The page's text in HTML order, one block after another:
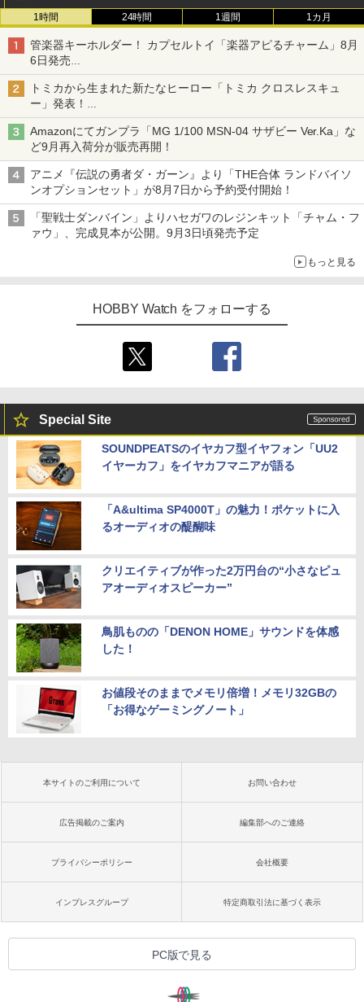
1時間 24時間 1週間 1カ月
管楽器キーホルダー！ カプセルトイ「楽器アピるチャーム」8月
6日発売
チューバ、テナサクなど5種各3色
トミカから生まれた新たなヒーロー「トミカ クロスレスキュ
ー」発表！
詳細は後日公開予定
Amazonにてガンプラ「MG 1/100 MSN-04 サザビー Ver.Ka」な
ど9月再入荷分が販売再開！
アニメ『伝説の勇者ダ・ガーン』より「THE合体 ランドバイソ
ンオプションセット」が8月7日から予約受付開始！
「聖戦士ダンバイン」よりハセガワのレジンキット「チャム・フ
ァウ」、完成見本が公開。9月3日頃発売予定
もっと見る
HOBBY Watch をフォローする
Special Site
SOUNDPEATSのイヤカフ型イヤフォン「UU2
イヤーカフ」をイヤカフマニアが語る
「A&ultima SP4000T」の魅力！ポケットに入
るオーディオの醍醐味
クリエイティブが作った2万円台の“小さなピュ
アオーディオスピーカー”
鳥肌ものの「DENON HOME」サウンドを体感
した！
お値段そのままでメモリ倍増！メモリ32GBの
「お得なゲーミングノート」
本サイトのご利用について お問い合わせ
広告掲載のご案内 編集部へのご連絡
プライバシーポリシー 会社概要
インプレスグループ 特定商取引法に基づく表示
PC版で見る